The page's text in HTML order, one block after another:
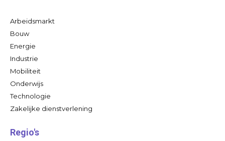
Arbeidsmarkt
Bouw
Energie
Industrie
Mobiliteit
Onderwijs
Technologie
Zakelijke dienstverlening
Regio's